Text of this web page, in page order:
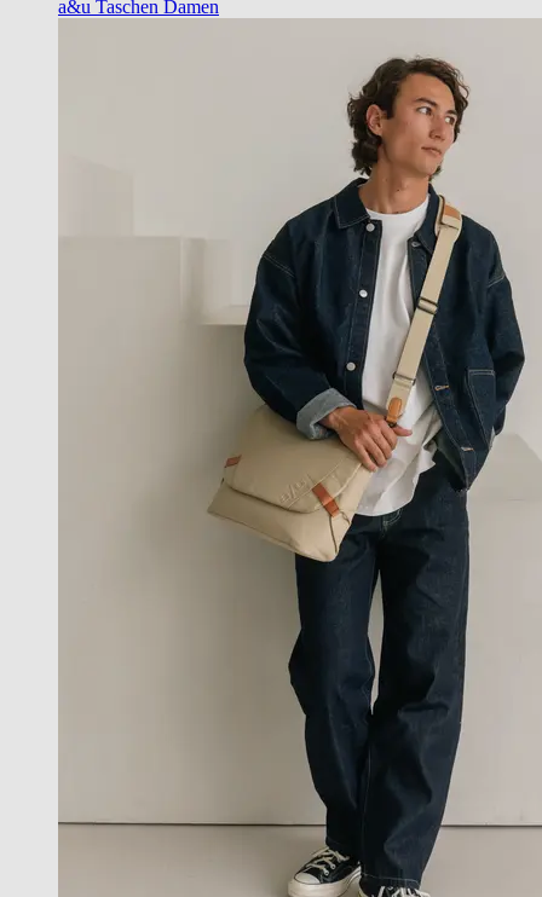
a&u Taschen Damen